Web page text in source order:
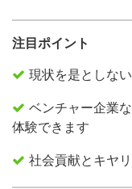
注目ポイント
現状を是としな
ベンチャー企業
体験できます
社会貢献とキヤ